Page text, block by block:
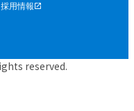
採用情報
reserved.